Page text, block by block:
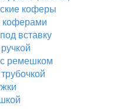
коферы
вставку
ремешком